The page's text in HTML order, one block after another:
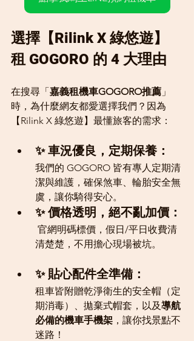
選擇【Rilink X 綠悠遊】
租 GOGORO 的 4 大理由
在搜尋「嘉義租機車GOGORO推薦 」
時，為什麼網友都愛選擇我們？因為
【Rilink X 綠悠遊】最懂旅客的需求：
✨ 車況優良，定期保養：
我們的 GOGORO 皆有專人定期清
潔與維護，確保煞車、輪胎安全無
虞，讓你騎得安心。
✨ 價格透明，絕不亂加價：
官網明碼標價，假日/平日收費清
清楚楚，不用擔心現場被坑。
✨ 貼心配件全準備：
租車皆附贈乾淨衛生的安全帽（定
期消毒）、拋棄式帽套，以及導航
必備的機車手機架 ，讓你找景點不
迷路！